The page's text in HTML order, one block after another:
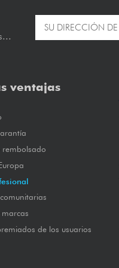
ventajas
rembolsado
de los usuarios